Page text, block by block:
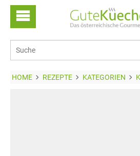
HOME REZEPTE KATEGORIEN